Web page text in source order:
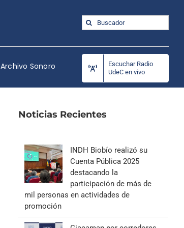
Buscar:
Archivo Sonoro
Escuchar Radio
UdeC en vivo
Noticias Recientes
INDH Biobío realizó su
Cuenta Pública 2025
destacando la
participación de más de
mil personas en actividades de
promoción